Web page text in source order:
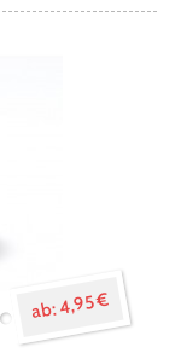
4,95 €